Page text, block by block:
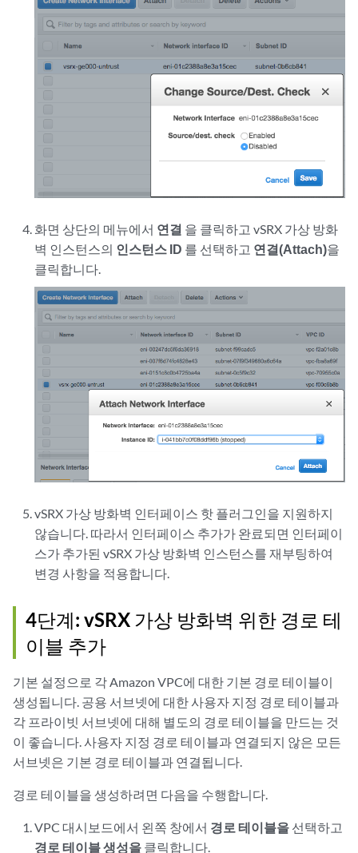
화면 상단의 메뉴에서 연결 을 클릭하고 vSRX 가상 방화
벽 인스턴스의 인스턴스 ID 를 선택하고 연결(Attach)을
클릭합니다.
vSRX 가상 방화벽 인터페이스 핫 플러그인을 지원하지
않습니다. 따라서 인터페이스 추가가 완료되면 인터페이
스가 추가된 vSRX 가상 방화벽 인스턴스를 재부팅하여
변경 사항을 적용합니다.
4단계: vSRX 가상 방화벽 위한 경로 테
이블 추가
기본 설정으로 각 Amazon VPC에 대한 기본 경로 테이블이
생성됩니다. 공용 서브넷에 대한 사용자 지정 경로 테이블과
각 프라이빗 서브넷에 대해 별도의 경로 테이블을 만드는 것
이 좋습니다. 사용자 지정 경로 테이블과 연결되지 않은 모든
서브넷은 기본 경로 테이블과 연결됩니다.
경로 테이블을 생성하려면 다음을 수행합니다.
VPC 대시보드에서 왼쪽 창에서 경로 테이블을 선택하고
경로 테이블 생성을 클릭합니다.